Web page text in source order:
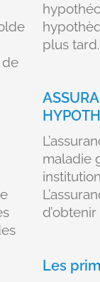
de
plus
maladie
Les